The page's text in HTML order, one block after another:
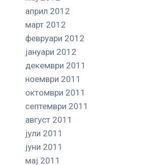
април 2012
март 2012
февруари 2012
јануари 2012
декември 2011
ноември 2011
октомври 2011
септември 2011
август 2011
јули 2011
јуни 2011
мај 2011